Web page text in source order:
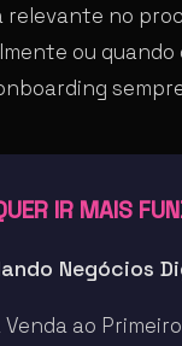
relevante no
ou
IR MAIS
Negócios
Venda ao